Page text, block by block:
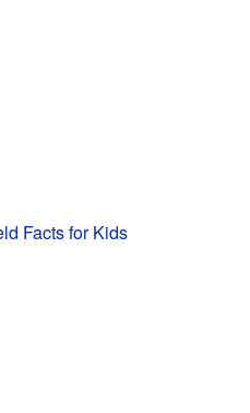
Facts for Kids